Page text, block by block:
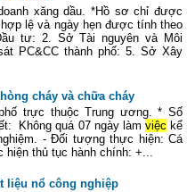
xăng dầu. *Hồ sơ chỉ được
lệ và ngày hẹn được tính theo
tư: 2. Sở Tài nguyên và Môi
PC&CC thành phố: 5. Sở Xây
cháy và chữa cháy
trực thuộc Trung ương. * Số
Không quá 07 ngày làm việc kể
- Đối tượng thực hiện: Cá
thủ tục hành chính: +...
liệu nổ công nghiệp